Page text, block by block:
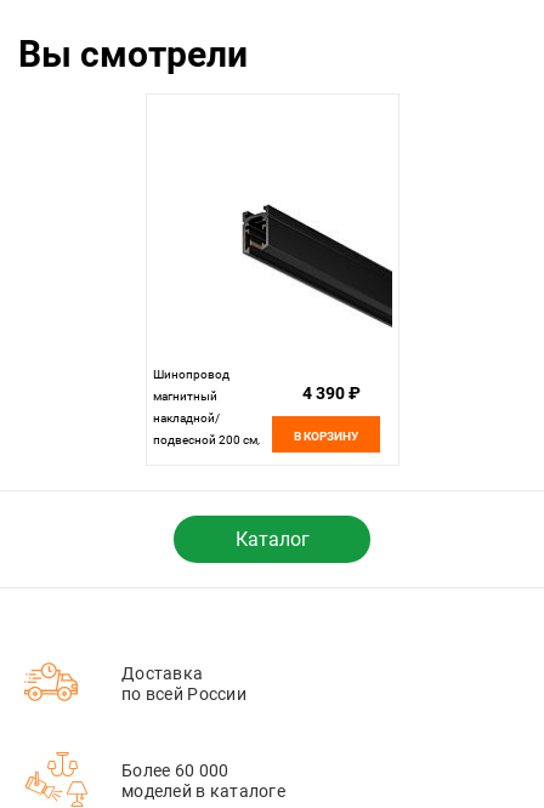
Вы смотрели
Шинопровод
магнитный
накладной/
подвесной 200 см,
1, черный
4 390 ₽
В КОРЗИНУ
Каталог
Доставка
по всей России
Более 60 000
моделей в каталоге